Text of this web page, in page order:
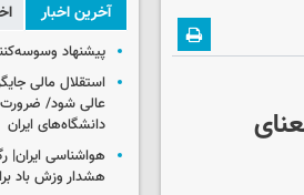
آخرین اخبار
پیشنهاد
استقلال مالی
عالی شود/ ضرورت
دانشگاه‌های ایران
هشدار وزش باد برای ۱۳